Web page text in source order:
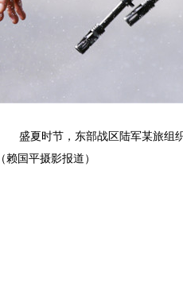
盛夏时节，东部战区陆军某旅组
（赖国平摄影报道）